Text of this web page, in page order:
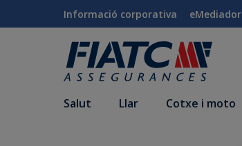
Salta al contingut principal
Informació corporativa eMediador
Salut Llar Cotxe i moto